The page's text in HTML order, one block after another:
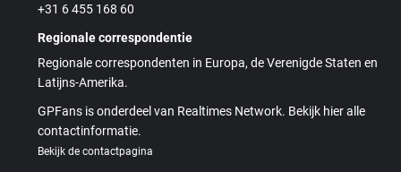
+31 6 455 168 60
Regionale correspondentie
Regionale correspondenten in Europa, de Verenigde Staten en
Latijns-Amerika.
GPFans is onderdeel van Realtimes Network. Bekijk hier alle
contactinformatie.
Bekijk de contactpagina